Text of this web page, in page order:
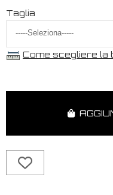
Taglia
Come scegliere la